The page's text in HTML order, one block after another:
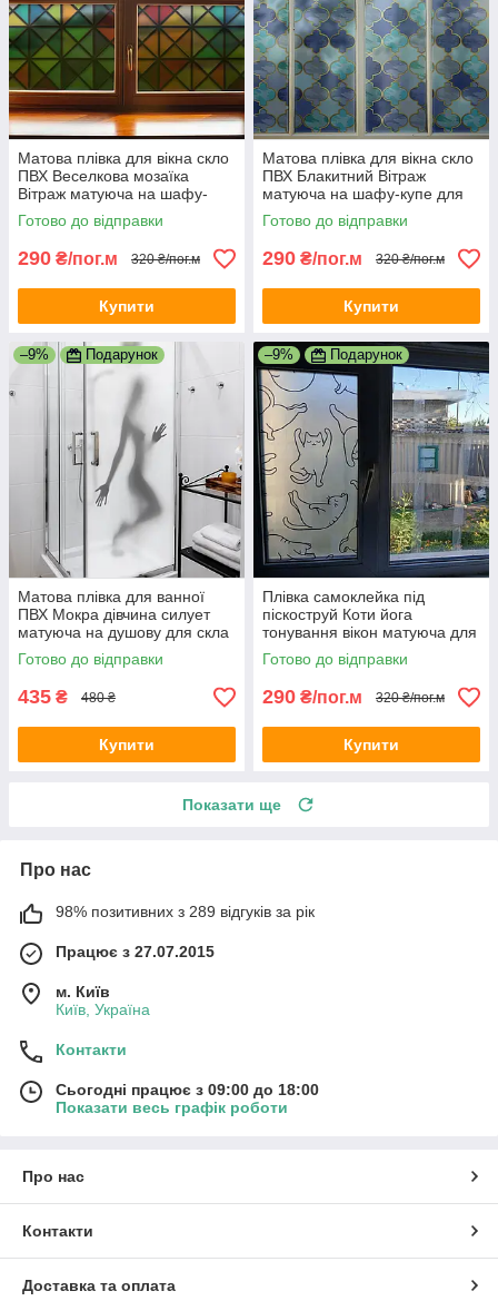
Матова плівка для вікна скло
ПВХ Веселкова мозаїка
Вітраж матуюча на шафу-
купе для дзеркала 1 пог.м
1000х1000 мм
Готово до відправки
290 ₴/пог.м 320 ₴/пог.м
Купити
Матова плівка для вікна скло
ПВХ Блакитний Вітраж
матуюча на шафу-купе для
дзеркала 1 пог.м 1000х1000
мм
Готово до відправки
290 ₴/пог.м 320 ₴/пог.м
Купити
–9% Подарунок
Матова плівка для ванної
ПВХ Мокра дівчина силует
матуюча на душову для скла
1000х1500 мм
Готово до відправки
435 ₴ 480 ₴
Купити
–9% Подарунок
Плівка самоклейка під
піскоструй Коти йога
тонування вікон матуюча для
вікон кошенята кіт 1 пог.м
1000х1000 мм
Готово до відправки
290 ₴/пог.м 320 ₴/пог.м
Купити
Показати ще
Про нас
98% позитивних з 289 відгуків за рік
Працює з 27.07.2015
м. Київ
Київ, Україна
Контакти
Сьогодні працює з 09:00 до 18:00
Показати весь графік роботи
Про нас
Контакти
Доставка та оплата